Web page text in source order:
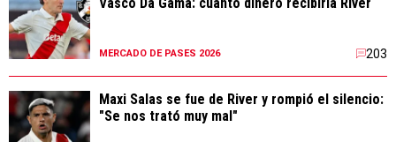
Vasco Da Gama: cuánto dinero recibiría River
MERCADO DE PASES 2026 203
Maxi Salas se fue de River y rompió el silencio:
"Se nos trató muy mal"